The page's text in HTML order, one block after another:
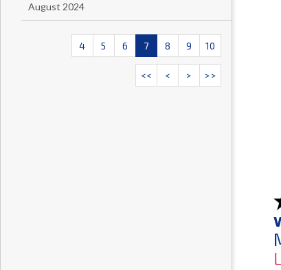
August 2024
4 5 6 7 8 9 10
<< < > >>